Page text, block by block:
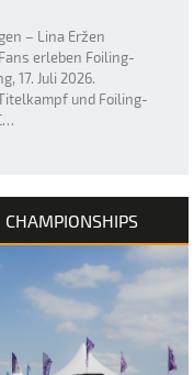
– Lina Eržen
erleben Foiling-
17. Juli 2026.
und Foiling-